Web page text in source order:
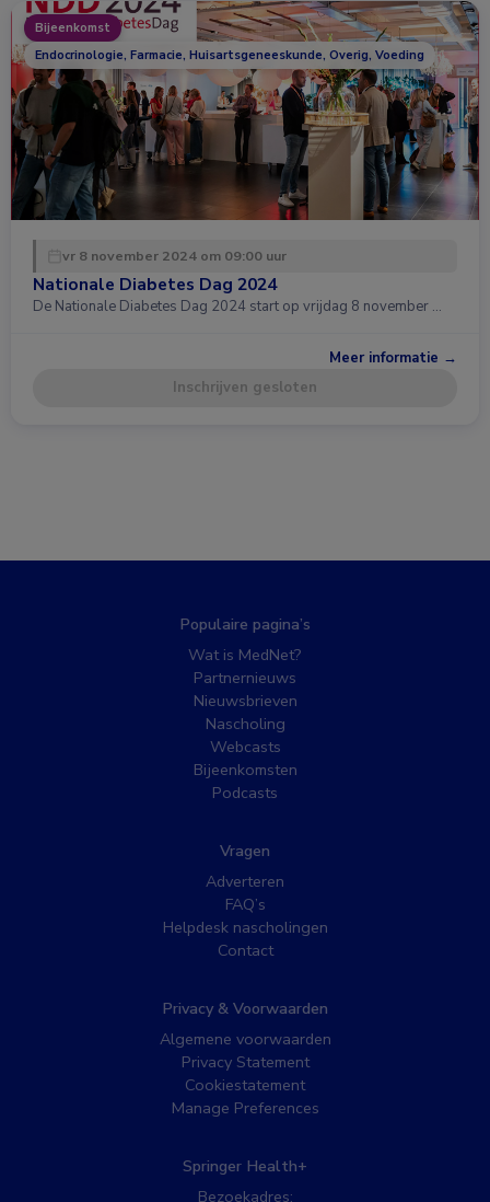
Bijeenkomst
Endocrinologie, Farmacie, Huisartsgeneeskunde, Overig, Voeding
vr 8 november 2024 om 09:00 uur
Nationale Diabetes Dag 2024
De Nationale Diabetes Dag 2024 start op vrijdag 8 november …
Meer informatie →
Inschrijven gesloten
Populaire pagina’s
Wat is MedNet?
Partnernieuws
Nieuwsbrieven
Nascholing
Webcasts
Bijeenkomsten
Podcasts
Vragen
Adverteren
FAQ’s
Helpdesk nascholingen
Contact
Privacy & Voorwaarden
Algemene voorwaarden
Privacy Statement
Cookiestatement
Manage Preferences
Springer Health+
Bezoekadres: